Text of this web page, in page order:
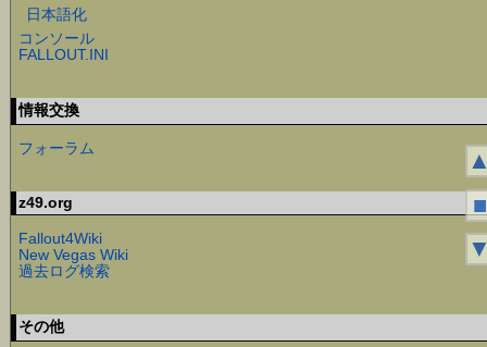
日本語化
コンソール
FALLOUT.INI
情報交換
フォーラム
z49.org
Fallout4Wiki
New Vegas Wiki
過去ログ検索
その他
■